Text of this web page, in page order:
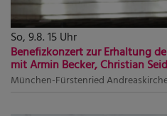
So, 9.8. 15 Uhr
Benefizkonzert zur Erhaltung
mit Armin Becker, Christian
München-Fürstenried